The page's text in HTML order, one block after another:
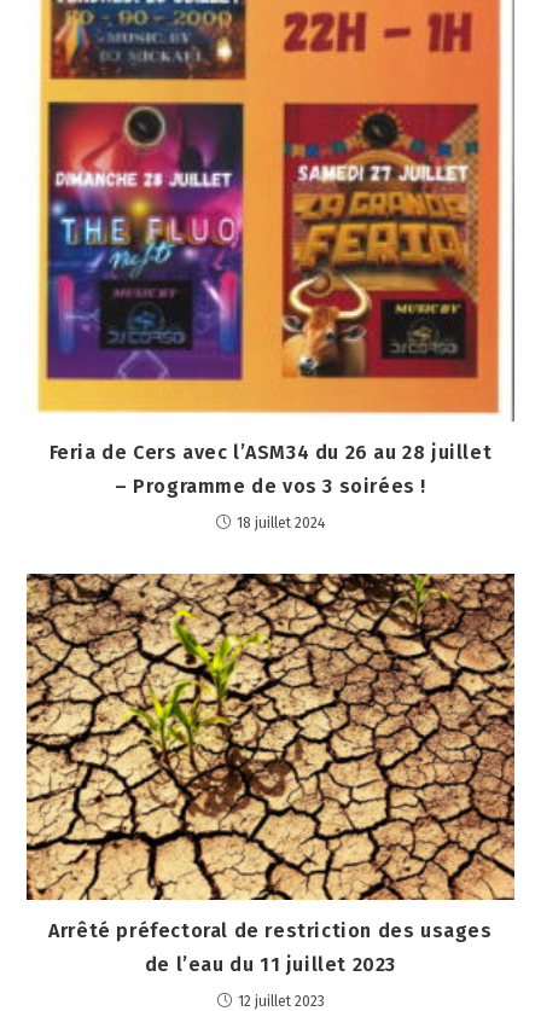
Feria de Cers avec l’ASM34 du 26 au 28 juillet
– Programme de vos 3 soirées !
18 juillet 2024
Arrêté préfectoral de restriction des usages
de l’eau du 11 juillet 2023
12 juillet 2023